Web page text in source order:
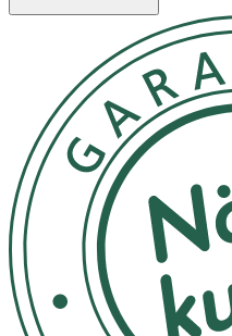
hjälp av någon av
gärna Slim & Thin för att
spets på ditt bryn, fyll
pomada eller Depend
Förvaras i
OK för gravida och
Ja
Ingredienser:
Hydrogenated Soybean
Glycerides Polyethylene
Copernicia Cerifera Wax